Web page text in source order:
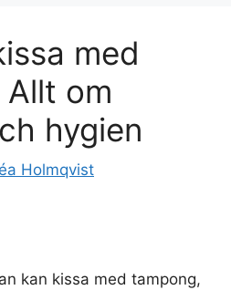
med
om
hygien
Holmqvist
kan kissa med tampong,